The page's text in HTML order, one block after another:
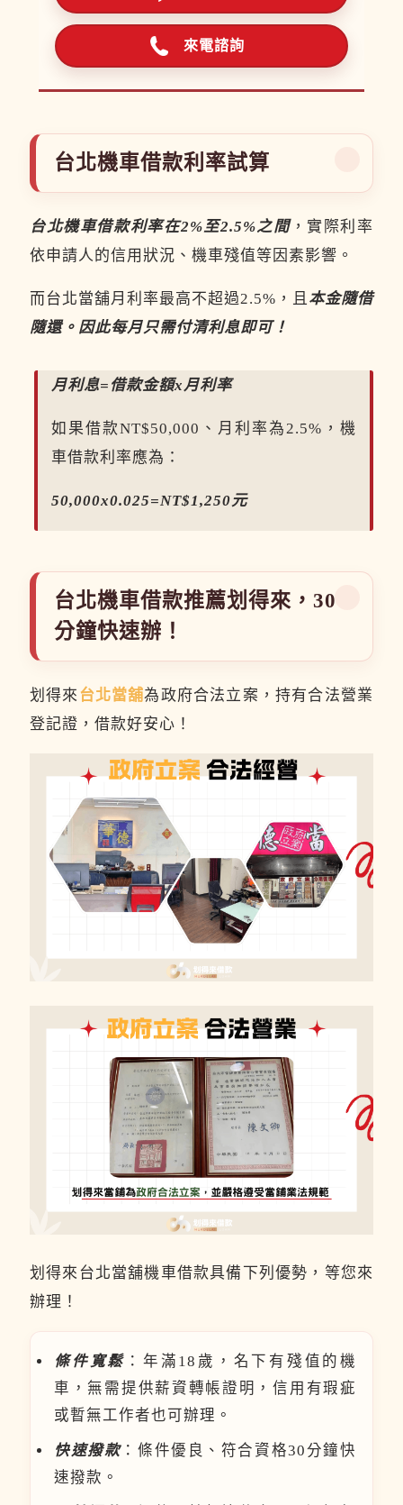
來電諮詢
台北機車借款利率試算
台北機車借款利率在2%至2.5%之間，實際利率
依申請人的信用狀況、機車殘值等因素影響。
而台北當舖月利率最高不超過2.5%，且 本金隨借
隨還。因此每月只需付清利息即可！
月利息=借款金額x月利率
如果借款NT$50,000、月利率為2.5%，機
車借款利率應為：
50,000x0.025=NT$1,250元
台北機車借款推薦划得來，30
分鐘快速辦！
划得來 台北當舖為政府合法立案，持有合法營業
登記證，借款好安心！
划得來台北當舖機車借款具備下列優勢，等您來
辦理！
條件寬鬆 ：年滿18歲，名下有殘值的機
車，無需提供薪資轉帳證明，信用有瑕疵
或暫無工作者也可辦理。
快速撥款：條件優良、符合資格30分鐘快
速撥款。